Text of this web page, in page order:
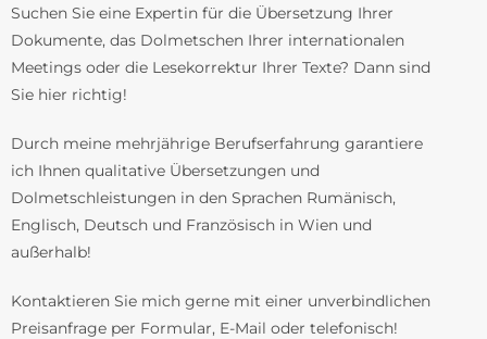
Suchen Sie eine Expertin für die Übersetzung Ihrer
Dokumente, das Dolmetschen Ihrer internationalen
Meetings oder die Lesekorrektur Ihrer Texte? Dann sind
Sie hier richtig!
Durch meine mehrjährige Berufserfahrung garantiere
ich Ihnen qualitative Übersetzungen und
Dolmetschleistungen in den Sprachen Rumänisch,
Englisch, Deutsch und Französisch in Wien und
außerhalb!
Kontaktieren Sie mich gerne mit einer unverbindlichen
Preisanfrage per Formular, E-Mail oder telefonisch!